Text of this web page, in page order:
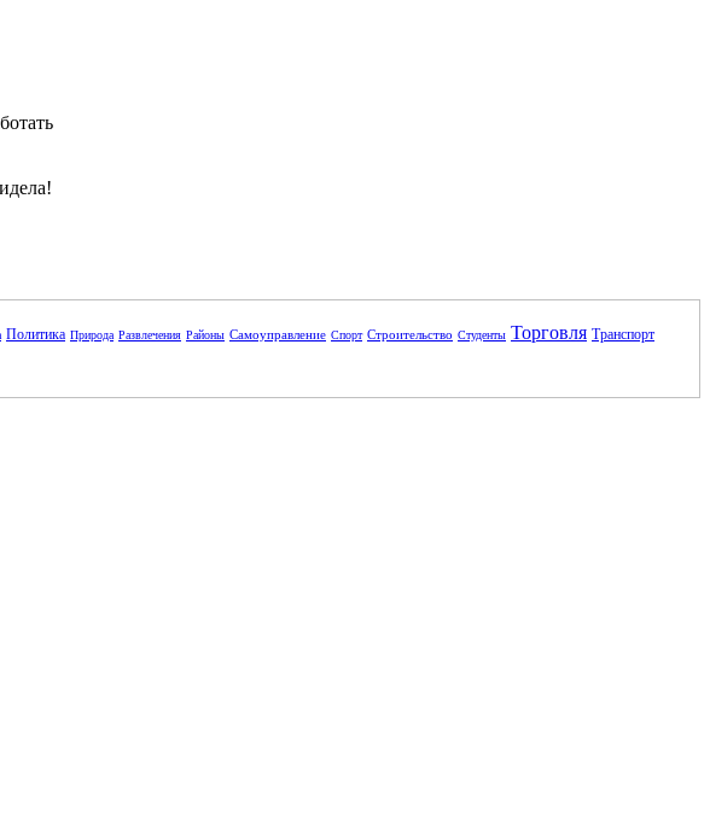
Политика Природа Развлечения Районы Самоуправление Спорт Строительство Студенты Торговля Транспорт